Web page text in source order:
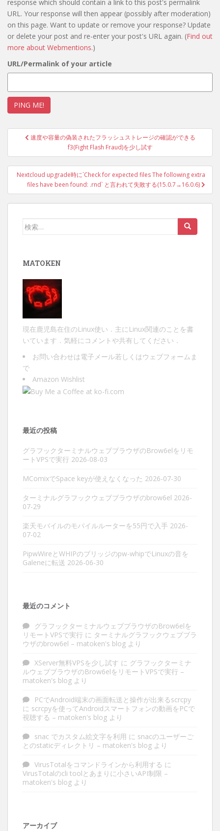
response which should contain a link to this post's permalink
URL. Your response will then appear (possibly after moderation)
on this page. Want to update or remove your response? Update
or delete your post and re-enter your post's URL again. (Find out
more about Webmentions.)
URL/Permalink of your article
投
ナ
ビ
ー
速度や容量の偽装されたフラッシュストレージの確認ができる
f3(Fight Flash Fraud)を少し試す
Nextcloud upgrade時に`Check for expected files The following extra
files have been found: .rnd` と言われて失敗する(15.0.7→16.0.6)
検
MATOKEN
現在鹿児島在住のLinux使い．主にLinux関連のことを書
いています．気軽にコメントや共有してください．
お問い合わせは電子メール若しくは ウェブフォーム ま
で
Amazon Wishlist
最近の投稿
グラフックターミナルウェブブラウザのBrow6elをリモ
ートVPSで実行 2026-08-03
MComixでSpace keyが使えなくなった 2026-07-30
ターミナルグラフックウェブブラウザのbrow6el 2026-
07-29
楽天モバイルのモバイルルーターを55円で入手 2026-
07-02
PipwWireとWHIPのブリッジのpw-whipでLinuxの音を
Galeneに転送 2026-06-30
最近のコメント
グラフックターミナルウェブブラウザのBrow6elを
リモートVPSで実行 に ターミナルグラフックウェブブラ
ウザのbrow6el – matoken's blog より
XServer無料VPSを少し試す に グラフックターミナ
ルウェブブラウザのBrow6elをリモートVPSで実行 –
matoken's blog より
PCでAndroid端末の画面転送と操作が出来るscrcpy
に scrcpyを使ってAndroidスマートフォンの動画をPCで
視聴する – matoken's blog より
snac でカスタム絵文字を利用 に snacのユーザーご
とのstaticディレクトリ – matoken's blog より
VirusTotalをコマンドラインから利用する に
VirusTotalのcli toolとあまりに小さいAPI制限 –
matoken's blog より
アーカイブ